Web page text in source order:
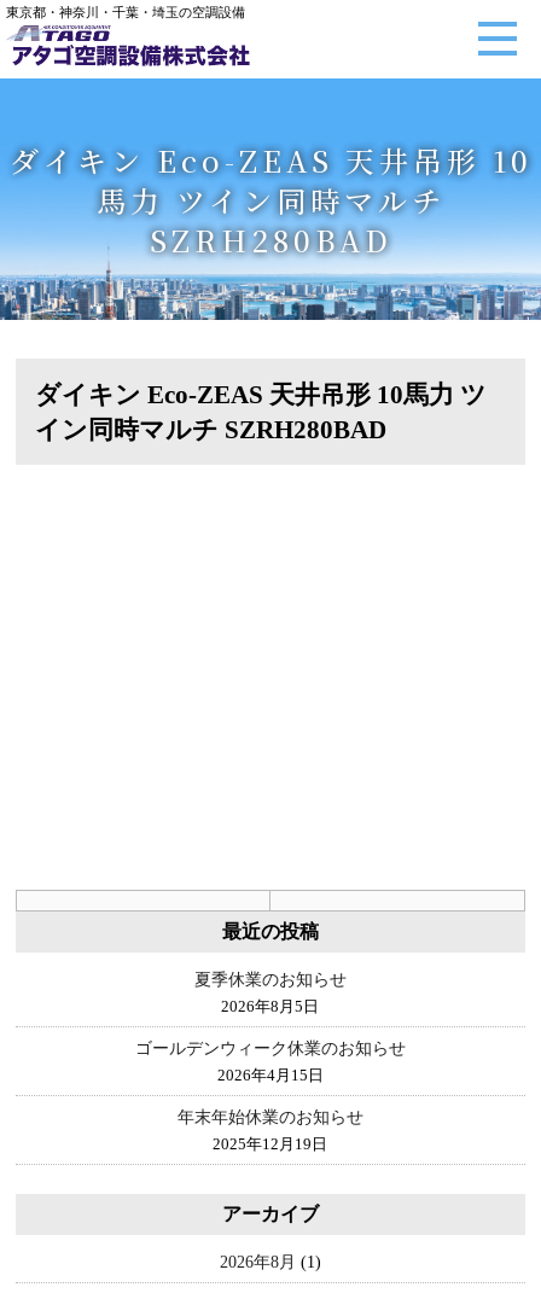
東京都・神奈川・千葉・埼玉の空調設備
ダイキン Eco-ZEAS 天井吊形 10
馬力 ツイン同時マルチ
SZRH280BAD
ダイキン Eco-ZEAS 天井吊形 10馬力 ツ
イン同時マルチ SZRH280BAD
最近の投稿
夏季休業のお知らせ
2026年8月5日
ゴールデンウィーク休業のお知らせ
2026年4月15日
年末年始休業のお知らせ
2025年12月19日
アーカイブ
2026年8月 (1)